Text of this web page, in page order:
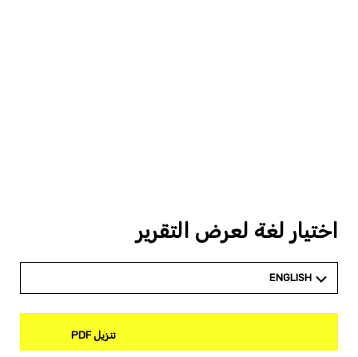
اختيار لغة لعرض التقرير
ENGLISH
تنزيل PDF